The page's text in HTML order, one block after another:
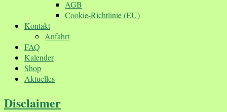
AGB
Cookie-Richtlinie (EU)
Kontakt
Anfahrt
FAQ
Kalender
Shop
Aktuelles
Disclaimer